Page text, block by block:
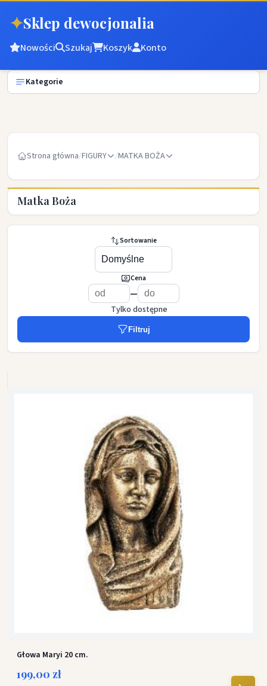
✦Sklep dewocjonalia
Nowości Szukaj Koszyk Konto
Kategorie
Strona główna/FIGURY /MATKA BOŻA
Matka Boża
Sortowanie
Cena
—
Tylko dostępne
Filtruj
Głowa Maryi 20 cm.
199,00 zł